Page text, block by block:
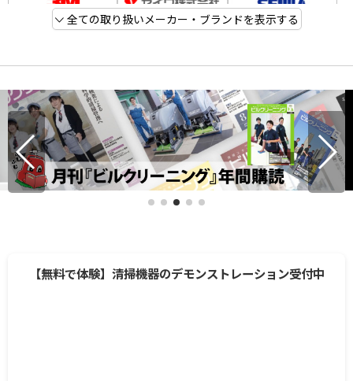
全ての取り扱いメーカー・ブランドを表示する
【無料で体験】清掃機器のデモンストレーション受付中